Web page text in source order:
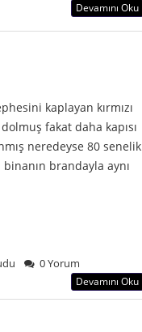
Devamını Oku
kaplayan kırmızı
fakat daha kapısı
neredeyse 80 senelik
brandayla aynı
0 Yorum
Devamını Oku